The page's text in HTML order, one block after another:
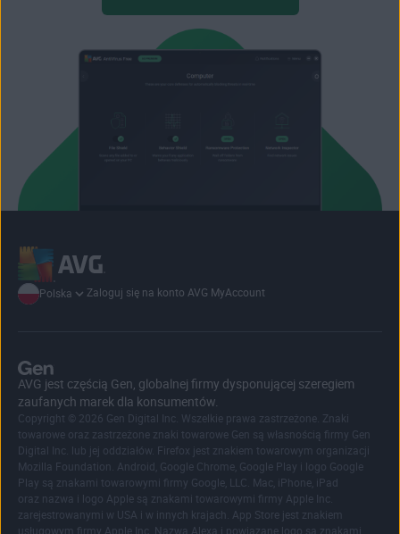
Polska Zaloguj się na konto AVG MyAccount
AVG jest częścią Gen, globalnej firmy dysponującej szeregiem
zaufanych marek dla konsumentów.
Copyright © 2026 Gen Digital Inc. Wszelkie prawa zastrzeżone. Znaki
towarowe oraz zastrzeżone znaki towarowe Gen są własnością firmy Gen
Digital Inc. lub jej oddziałów. Firefox jest znakiem towarowym organizacji
Mozilla Foundation. Android, Google Chrome, Google Play i logo Google
Play są znakami towarowymi firmy Google, LLC. Mac, iPhone, iPad
oraz nazwa i logo Apple są znakami towarowymi firmy Apple Inc.
zarejestrowanymi w USA i w innych krajach. App Store jest znakiem
usługowym firmy Apple Inc. Nazwa Alexa i powiązane logo są znakami